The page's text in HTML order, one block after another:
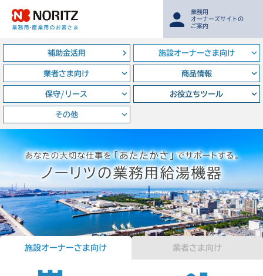
補助金活用 施設オーナーさま向け
業者さま向け 商品情報
保守/リース お役立ちツール
その他
業務用
オーナーズサイトの
ご案内
施設オーナーさま向け 業者さま向け